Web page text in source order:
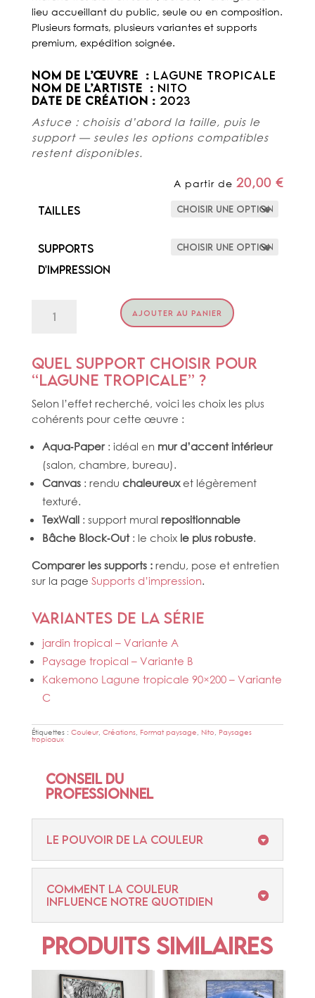
lieu accueillant du public, seule ou en composition.
Plusieurs formats, plusieurs variantes et supports
premium, expédition soignée.
NOM DE L’ŒUVRE : LAGUNE TROPICALE
NOM DE L’ARTISTE : NITO
DATE DE CRÉATION : 2023
Astuce : choisis d’abord la taille, puis le
support — seules les options compatibles
restent disponibles.
A partir de20,00€
Tailles
Supports
d'impression
AJOUTER AU PANIER
Quel support choisir pour
“Lagune tropicale” ?
Selon l’effet recherché, voici les choix les plus
cohérents pour cette œuvre :
Aqua‑Paper: idéal en mur d’accent intérieur
(salon, chambre, bureau).
Canvas: rendu chaleureuxet légèrement
texturé.
TexWall: support mural repositionnable
Bâche Block‑Out: le choix le plus robuste.
Comparer les supports :rendu, pose et entretien
sur la page Supports d’impression.
Variantes de la série
jardin tropical – Variante A
Paysage tropical – Variante B
Kakemono Lagune tropicale 90×200 – Variante
C
Étiquettes : Couleur, Créations, Format paysage, Nito, Paysages
tropicaux
Conseil du
professionnel
Le pouvoir de la couleur
Comment la couleur
influence notre quotidien
Produits similaires